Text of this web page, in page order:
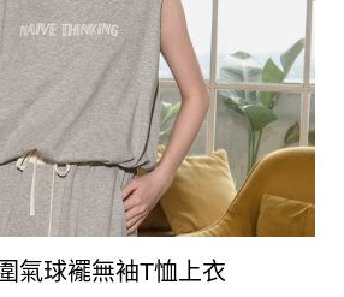
氣球襬無袖T恤上衣